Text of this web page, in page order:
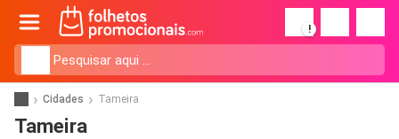
!
Cidades Tameira
Tameira